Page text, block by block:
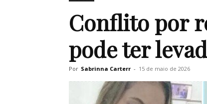
Conflito por
pode ter
Por Sabrinna Carterr - 15 de maio de 2026